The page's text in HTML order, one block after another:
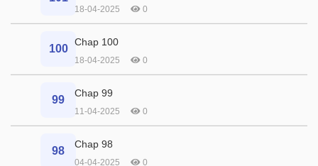
18-04-2025 0
100
Chap 100
18-04-2025 0
99
Chap 99
11-04-2025 0
98
Chap 98
04-04-2025 0